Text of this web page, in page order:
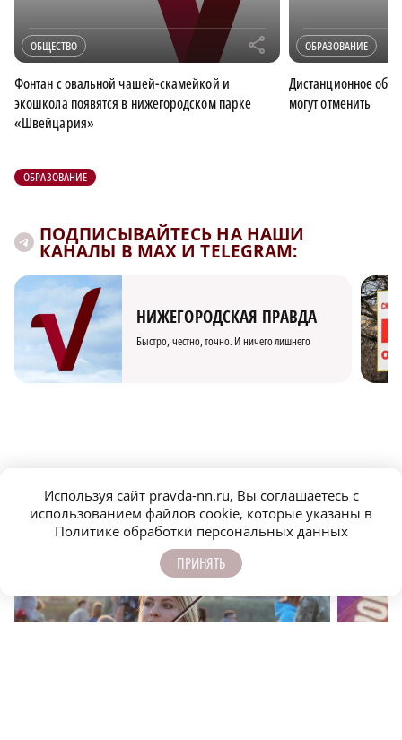
ОБЩЕСТВО r
Фонтан с овальной чашей-скамейкой и
экошкола появятся в нижегородском парке
«Швейцария»
ОБРАЗОВАНИЕ
Дистанционное
могут отменить
ОБРАЗОВАНИЕ
ПОДПИСЫВАЙТЕСЬ НА НАШИ
КАНАЛЫ В MAX И TELEGRAM:
НИЖЕГОРОДСКАЯ ПРАВДА
Быстро, честно, точно. И ничего лишнего
Используя сайт pravda-nn.ru, Вы соглашаетесь с
использованием файлов cookie, которые указаны в
Политике обработки персональных данных
ПРИНЯТЬ